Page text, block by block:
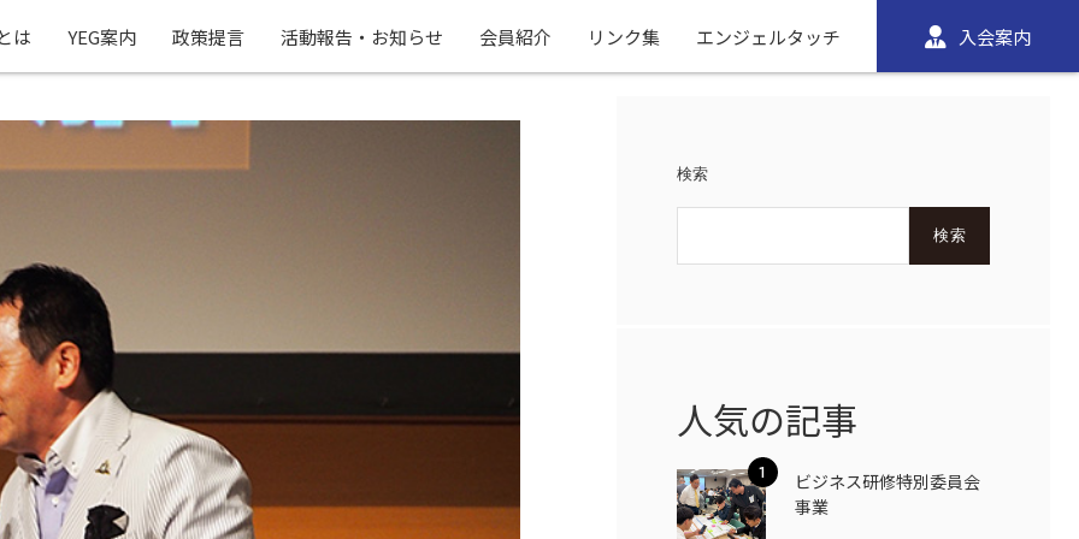
は YEG案内 政策提言 活動報告・お知らせ 会員紹介 リンク集 エンジェルタッチ 入会案内
検索
検索
人気の記事
ビジネス研修特別委員会
事業